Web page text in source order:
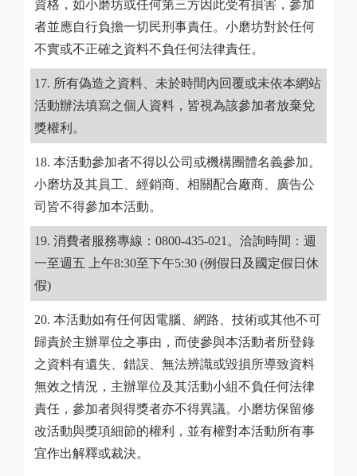
資格，如小磨坊或任何第三方因此受有損害，參加
者並應自行負擔一切民刑事責任。小磨坊對於任何
不實或不正確之資料不負任何法律責任。
所有偽造之資料、未於時間內回覆或未依本網站
活動辦法填寫之個人資料，皆視為該參加者放棄兌
獎權利。
本活動參加者不得以公司或機構團體名義參加。
小磨坊及其員工、經銷商、相關配合廠商、廣告公
司皆不得參加本活動。
消費者服務專線：0800-435-021。洽詢時間：週
一至週五 上午8:30至下午5:30 (例假日及國定假日休
假)
本活動如有任何因電腦、網路、技術或其他不可
歸責於主辦單位之事由，而使參與本活動者所登錄
之資料有遺失、錯誤、無法辨識或毀損所導致資料
無效之情況，主辦單位及其活動小組不負任何法律
責任，參加者與得獎者亦不得異議。小磨坊保留修
改活動與獎項細節的權利，並有權對本活動所有事
宜作出解釋或裁決。